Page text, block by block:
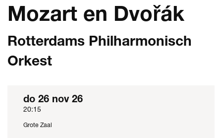
Mozart en Dvořák
Rotterdams Philharmonisch
Orkest
do 26 nov 26
20:15
Grote Zaal